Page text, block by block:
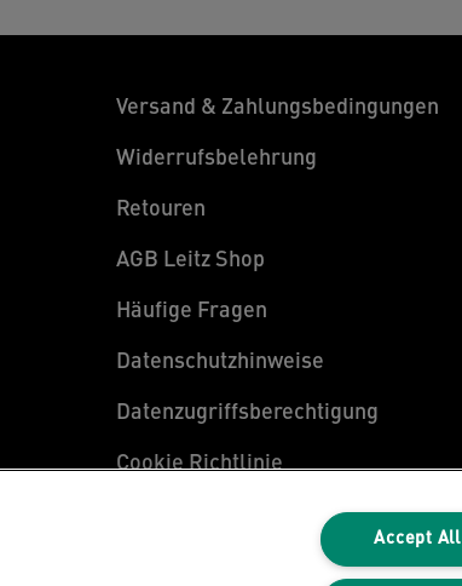
Versand & Zahlungsbedingungen
Widerrufsbelehrung
Retouren
AGB Leitz Shop
Häufige Fragen
Datenschutzhinweise
Datenzugriffsberechtigung
Cookie Richtlinie
Accept All